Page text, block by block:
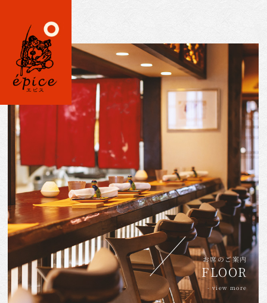
ホーム
HOME
- view more
コース
COURSE
- view more
顔合わせ
MEETING
- view more
お席のご案内
FLOOR
- view more
新着情報
BLOG
- view more